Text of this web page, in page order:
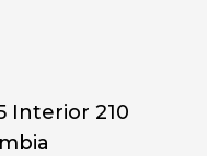
Interior 210